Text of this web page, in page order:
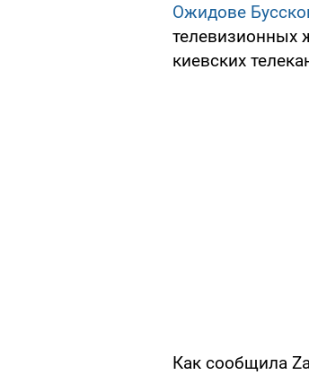
Ожидове
телевизионных
киевских
Как сообщила